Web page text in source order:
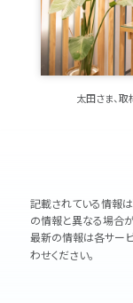
太田さま、
記載されている情報
の情報と異なる場合が
最新の情報は各サービ
わせください。